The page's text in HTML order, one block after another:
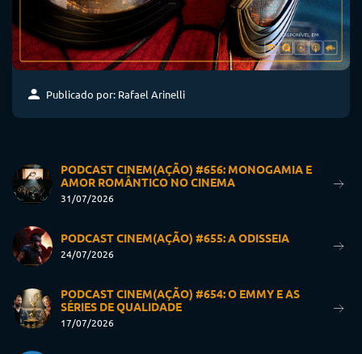
Publicado por: Rafael Arinelli
PODCAST CINEM(AÇÃO) #656: MONOGAMIA E
AMOR ROMÂNTICO NO CINEMA
31/07/2026
PODCAST CINEM(AÇÃO) #655: A ODISSEIA
24/07/2026
PODCAST CINEM(AÇÃO) #654: O EMMY E AS
SÉRIES DE QUALIDADE
17/07/2026